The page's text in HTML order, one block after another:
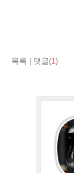
목록 댓글(1)